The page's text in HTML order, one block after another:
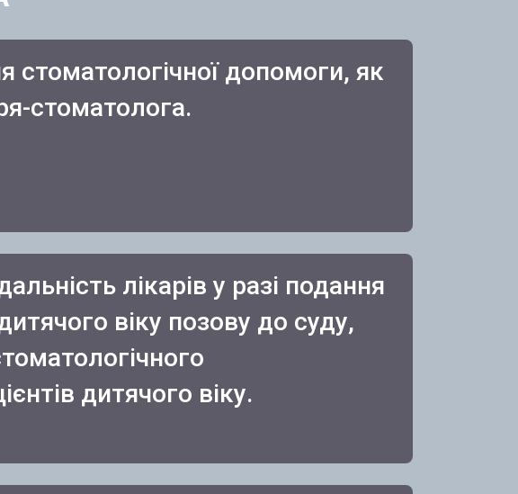
стоматологічної допомоги, як
стоматолога.
лікарів у разі подання
віку позову до суду,
дитячого віку.